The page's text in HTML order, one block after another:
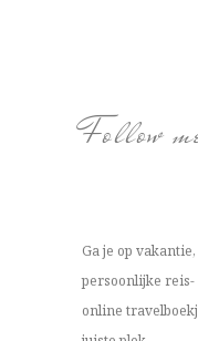
Follow
Ga je op
persoonlijke
online